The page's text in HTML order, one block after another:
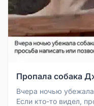
Пропала собака
Вчера ночью
Если кто-то видел,